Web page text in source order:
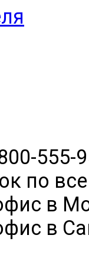
555-
по
в
в